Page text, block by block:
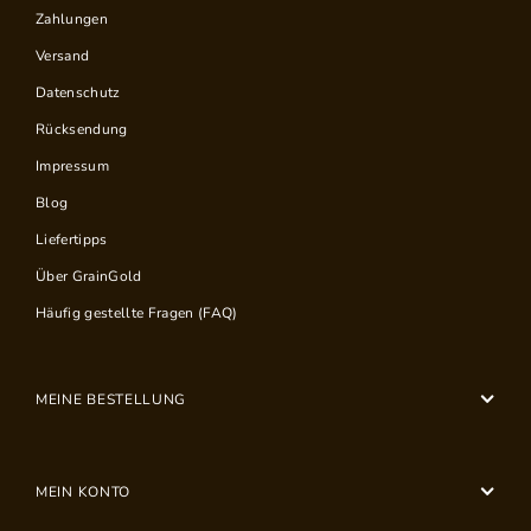
Zahlungen
Versand
Datenschutz
Rücksendung
Impressum
Blog
Liefertipps
Über GrainGold
Häufig gestellte Fragen (FAQ)
MEINE BESTELLUNG
MEIN KONTO